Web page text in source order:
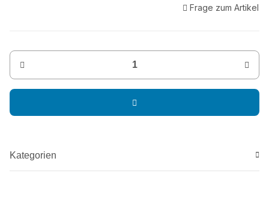
Frage zum Artikel
Kategorien